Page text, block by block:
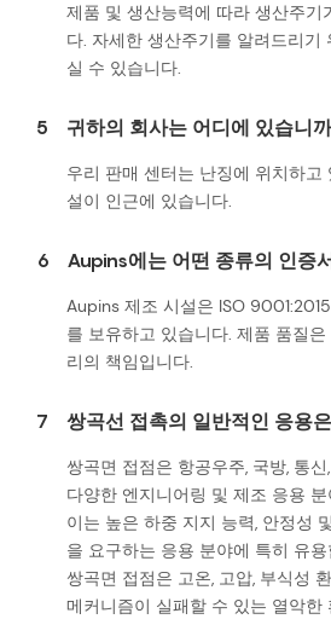
제품 및 생산능력에 따라 생산주기
다. 자세한 생산주기를 알려드리기
실 수 있습니다.
5 귀하의 회사는 어디에 있습니
우리 판매 센터는 난징에 위치하고
설이 인근에 있습니다.
6 Aupins에는 어떤 종류의 인증
Aupins 제조 시설은 ISO
를 보유하고 있습니다. 제품 품질
리의 책임입니다.
7 쌍곡선 접촉의 일반적인 응용
쌍곡면 접점은 항공우주, 국방, 통
다양한 엔지니어링 및 제조 응용
이는 높은 하중 지지 능력, 안정성
을 요구하는 응용 분야에 특히 유용
쌍곡면 접점은 고온, 고압, 부식성
메커니즘이 실패할 수 있는 열악한